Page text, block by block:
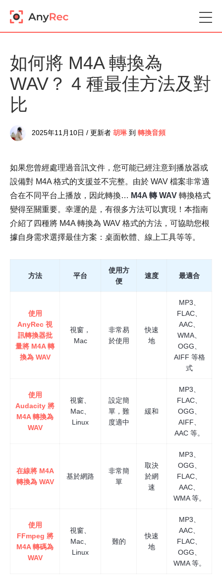
如何將 M4A 轉換為
WAV？ 4 種最佳方法及對
比
2025年11月10日 / 更新者 胡琳 到 轉換音頻
如果您曾經處理過音訊文件，您可能已經注意到播放器或
設備對 M4A 格式的支援並不完整。由於 WAV 檔案非常適
合在不同平台上播放，因此轉換… M4A 轉 WAV 轉換格式
變得至關重要。幸運的是，有很多方法可以實現！本指南
介紹了四種將 M4A 轉換為 WAV 格式的方法，可協助您根
據自身需求選擇最佳方案：桌面軟體、線上工具等等。
方法 平台
使用方
便
速度 最適合
使用
AnyRec 視
訊轉換器批
量將 M4A 轉
換為 WAV
視窗，
Mac
非常易
於使用
快速
地
MP3、
FLAC、
AAC、
WMA、
OGG、
AIFF 等格
式
使用
Audacity 將
M4A 轉換為
WAV
視窗、
Mac、
Linux
設定簡
單，難
度適中
緩和
MP3、
FLAC、
OGG、
AIFF、
AAC 等。
在線將 M4A
轉換為 WAV
基於網路
非常簡
單
取決
於網
速
MP3、
OGG、
FLAC、
AAC、
WMA 等。
使用
FFmpeg 將
M4A 轉碼為
WAV
視窗、
Mac、
Linux
難的
快速
地
MP3、
AAC、
FLAC、
OGG、
WMA 等。